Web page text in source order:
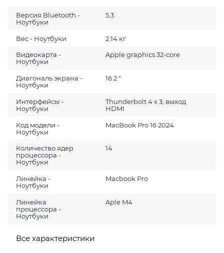
Версия Bluetooth -
Ноутбуки
5.3
Вес - Ноутбуки 2.14 кг
Видеокарта -
Ноутбуки
Apple graphics 32-core
Диагональ экрана -
Ноутбуки
16.2 "
Интерфейсы -
Ноутбуки
Thunderbolt 4 x 3, выход
HDMI
Код модели -
Ноутбуки
MacBook Pro 16 2024
Количество ядер
процессора -
Ноутбуки
14
Линейка -
Ноутбуки
Macbook Pro
Линейка
процессора -
Ноутбуки
Aple M4
Все характеристики